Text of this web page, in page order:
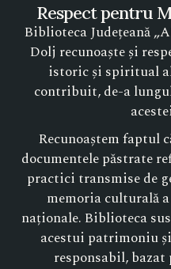
Respect pentru
Biblioteca Județeană
Dolj recunoaște și
istoric și spiritual
contribuit, de-a
Recunoaștem faptul
documentele păstrate
practici transmise de
memoria culturală
naționale. Biblioteca
acestui patrimoniu
responsabil, bazat